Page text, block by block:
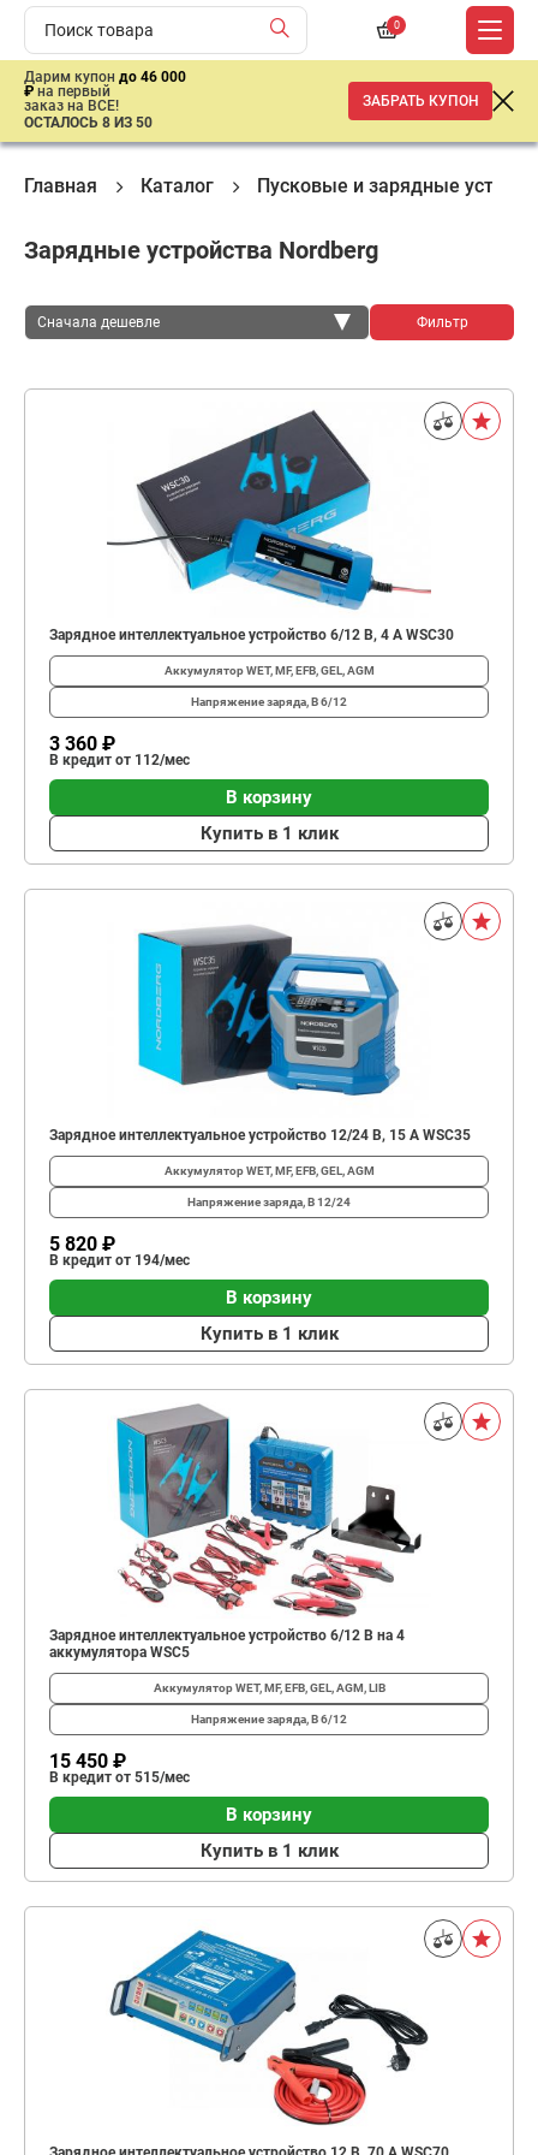
0
Дарим купон до 46 000
₽ на первый
заказ на ВСЕ!
ОСТАЛОСЬ 8 ИЗ 50
ЗАБРАТЬ КУПОН
Главная Каталог Пусковые и зарядные
Зарядные устройства Nordberg
Сначала дешевле Фильтр
Зарядное интеллектуальное устройство 6/12 В, 4 A WSC30
АккумуляторWET, MF, EFB, GEL, AGM
Напряжение заряда, В6/12
3 360 ₽
В кредит от 112/мес
В корзину
Купить в 1 клик
Зарядное интеллектуальное устройство 12/24 В, 15 A WSC35
АккумуляторWET, MF, EFB, GEL, AGM
Напряжение заряда, В12/24
5 820 ₽
В кредит от 194/мес
В корзину
Купить в 1 клик
Зарядное интеллектуальное устройство 6/12 В на 4
аккумулятора WSC5
АккумуляторWET, MF, EFB, GEL, AGM, LIB
Напряжение заряда, В6/12
15 450 ₽
В кредит от 515/мес
В корзину
Купить в 1 клик